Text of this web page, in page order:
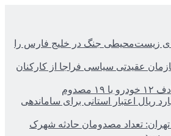
زیست‌محیطی جنگ در خلیج فارس را
عقیدتی سیاسی فراجا از کارکنان
۱۵۰۰ میلیارد ریال اعتبار استانی برای ساماندهی
تعداد مصدومان حادثه شهرک